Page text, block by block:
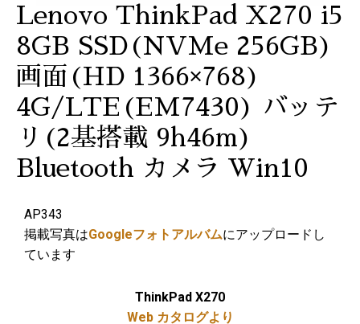
Lenovo ThinkPad X270 i5
8GB SSD(NVMe 256GB)
画面(HD 1366×768)
4G/LTE(EM7430) バッテ
リ(2基搭載 9h46m)
Bluetooth カメラ Win10
AP343
掲載写真はGoogleフォトアルバムにアップロードし
ています
ThinkPad X270
Web カタログより